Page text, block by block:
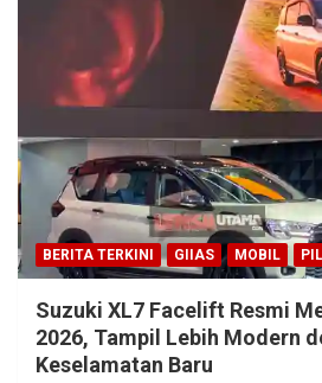
BERITA TERKINI GIIAS MOBIL
Suzuki XL7 Facelift Resmi
2026, Tampil Lebih Modern
Keselamatan Baru